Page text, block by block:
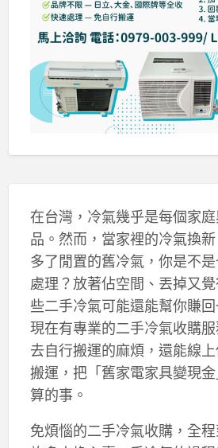
在台灣，冷氣幾乎是每個家
品。然而，當家裡的冷氣換
多了閒置的舊冷氣，你是不
處理？放著佔空間、丟掉又
些二手冷氣可能還能幫你賺回
現在有專業的二手冷氣收購
去自行搬運的麻煩，還能線
搬運，把「舊家電家具變現
算的事。
免煩惱的二手冷氣收購，全